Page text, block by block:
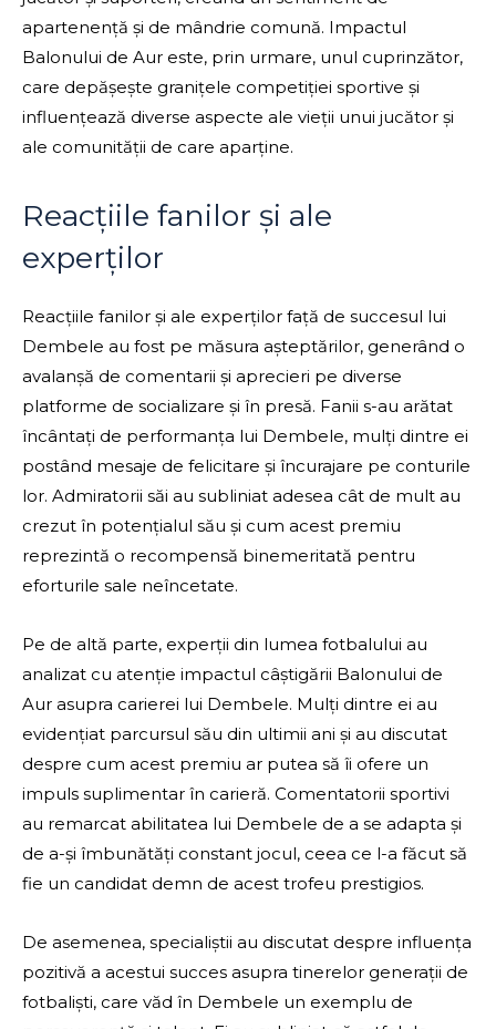
apartenență și de mândrie comună. Impactul
Balonului de Aur este, prin urmare, unul cuprinzător,
care depășește granițele competiției sportive și
influențează diverse aspecte ale vieții unui jucător și
ale comunității de care aparține.
Reacțiile fanilor și ale
experților
Reacțiile fanilor și ale experților față de succesul lui
Dembele au fost pe măsura așteptărilor, generând o
avalanșă de comentarii și aprecieri pe diverse
platforme de socializare și în presă. Fanii s-au arătat
încântați de performanța lui Dembele, mulți dintre ei
postând mesaje de felicitare și încurajare pe conturile
lor. Admiratorii săi au subliniat adesea cât de mult au
crezut în potențialul său și cum acest premiu
reprezintă o recompensă binemeritată pentru
eforturile sale neîncetate.
Pe de altă parte, experții din lumea fotbalului au
analizat cu atenție impactul câștigării Balonului de
Aur asupra carierei lui Dembele. Mulți dintre ei au
evidențiat parcursul său din ultimii ani și au discutat
despre cum acest premiu ar putea să îi ofere un
impuls suplimentar în carieră. Comentatorii sportivi
au remarcat abilitatea lui Dembele de a se adapta și
de a-și îmbunătăți constant jocul, ceea ce l-a făcut să
fie un candidat demn de acest trofeu prestigios.
De asemenea, specialiștii au discutat despre influența
pozitivă a acestui succes asupra tinerelor generații de
fotbaliști, care văd în Dembele un exemplu de